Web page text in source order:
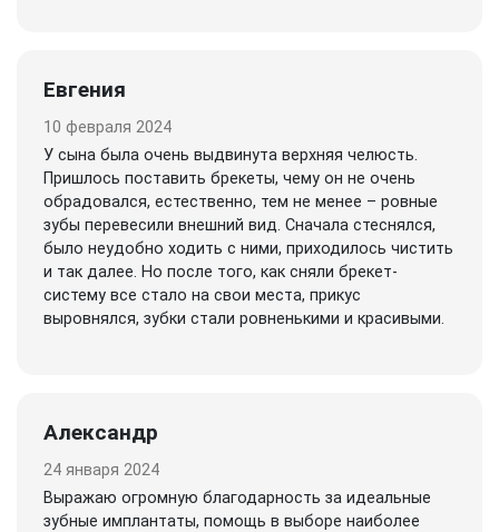
Евгения
10 февраля 2024
У сына была очень выдвинута верхняя челюсть.
Пришлось поставить брекеты, чему он не очень
обрадовался, естественно, тем не менее – ровные
зубы перевесили внешний вид. Сначала стеснялся,
было неудобно ходить с ними, приходилось чистить
и так далее. Но после того, как сняли брекет-
систему все стало на свои места, прикус
выровнялся, зубки стали ровненькими и красивыми.
Александр
24 января 2024
Выражаю огромную благодарность за идеальные
зубные имплантаты, помощь в выборе наиболее